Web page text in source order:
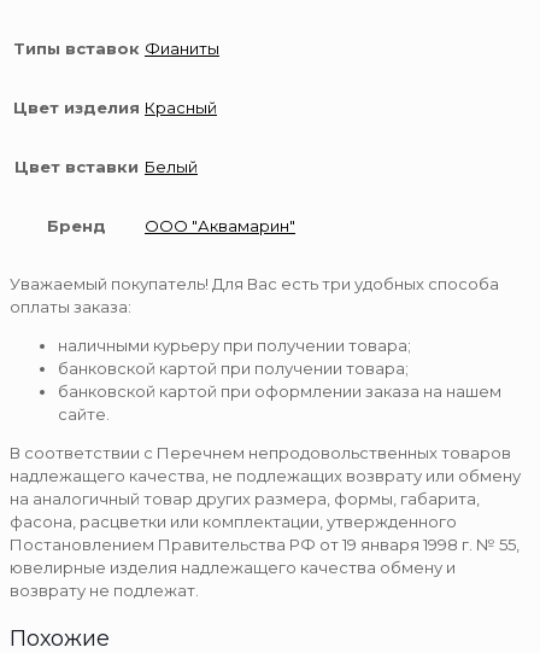
Типы вставок Фианиты
Цвет изделия Красный
Цвет вставки Белый
Бренд ООО "Аквамарин"
Уважаемый покупатель! Для Вас есть три удобных способа
оплаты заказа:
наличными курьеру при получении товара;
банковской картой при получении товара;
банковской картой при оформлении заказа на нашем
сайте.
В соответствии с Перечнем непродовольственных товаров
надлежащего качества, не подлежащих возврату или обмену
на аналогичный товар других размера, формы, габарита,
фасона, расцветки или комплектации, утвержденного
Постановлением Правительства РФ от 19 января 1998 г. № 55,
ювелирные изделия надлежащего качества обмену и
возврату не подлежат.
Похожие